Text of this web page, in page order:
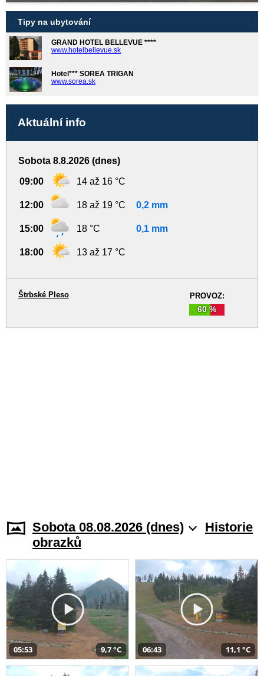
Tipy na ubytování
GRAND HOTEL BELLEVUE ****
www.hotelbellevue.sk
Hotel*** SOREA TRIGAN
www.sorea.sk
Aktuální info
Sobota 8.8.2026 (dnes)
09:00 14 až 16 °C
12:00 18 až 19 °C 0,2 mm
15:00 18 °C 0,1 mm
18:00 13 až 17 °C
PROVOZ:
60 %
Štrbské Pleso
Sobota 08.08.2026 (dnes)
Historie
obrazků
05:53 9,7 °C 06:43 11,1 °C